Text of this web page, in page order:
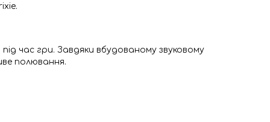
час гри. Завдяки вбудованому звуковому
полювання.